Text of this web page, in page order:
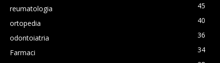
reumatologia
45
ortopedia
40
odontoiatria
36
Farmaci
34